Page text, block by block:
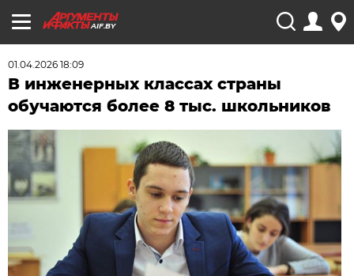
AIF.BY
01.04.2026 18:09
В инженерных классах страны
обучаются более 8 тыс. школьников